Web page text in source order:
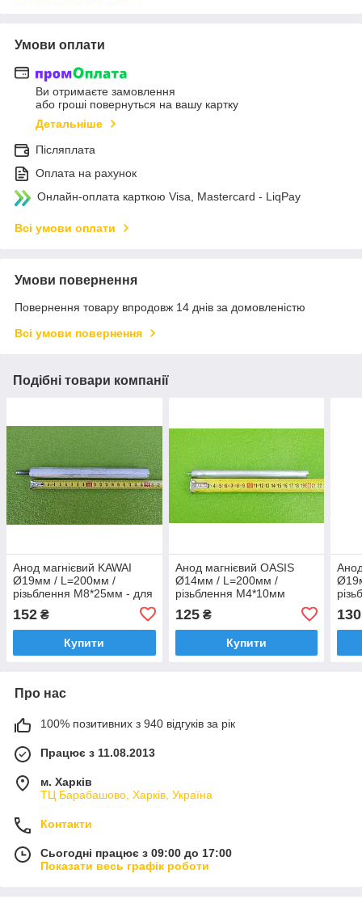
Умови оплати
Ви отримаєте замовлення
або гроші повернуться на вашу картку
Детальніше
Післяплата
Оплата на рахунок
Онлайн-оплата карткою Visa, Mastercard - LiqPay
Всі умови оплати
Умови повернення
Повернення товару впродовж 14 днів за домовленістю
Всі умови повернення
Подібні товари компанії
Анод магнієвий KAWAI
Ø19мм / L=200мм /
різьблення M8*25мм - для
Atlantic, Fagor, Tesy
152 ₴
Купити
Анод магнієвий OASIS
Ø14мм / L=200мм /
різьблення M4*10мм
("гладкий" без швів) для
бойлерів Thermex,
Garanterm
125₴
Купити
130
Про нас
100% позитивних з 940 відгуків за рік
Працює з 11.08.2013
м. Харків
ТЦ Барабашово, Харків, Україна
Контакти
Сьогодні працює з 09:00 до 17:00
Показати весь графік роботи